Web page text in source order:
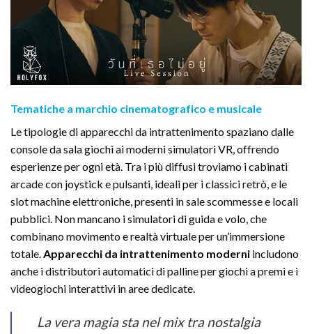
Tematiche a marchio cinematografico e musicale
Le tipologie di apparecchi da intrattenimento spaziano dalle
console da sala giochi ai moderni simulatori VR, offrendo
esperienze per ogni età. Tra i più diffusi troviamo i cabinati
arcade con joystick e pulsanti, ideali per i classici retrò, e le
slot machine elettroniche, presenti in sale scommesse e locali
pubblici. Non mancano i simulatori di guida e volo, che
combinano movimento e realtà virtuale per un’immersione
totale.Apparecchi da intrattenimento moderni includono
anche i distributori automatici di palline per giochi a premi e i
videogiochi interattivi in aree dedicate.
La vera magia sta nel mix tra nostalgia